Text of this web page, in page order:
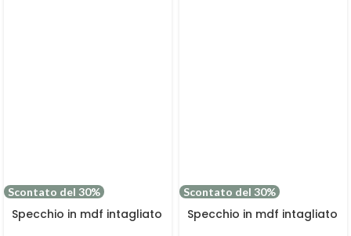
Scontato del 30%
Specchio in mdf intagliato
Scontato del 30%
Specchio in mdf intagliato